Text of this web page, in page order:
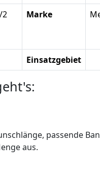
2 Marke
Einsatzgebiet
passende
aus.